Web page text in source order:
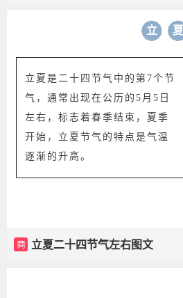
立 夏
立夏是二十四节气中的第7个节
气，通常出现在公历的5月5日
左右，标志着春季结束，夏季
开始，立夏节气的特点是气温
逐渐的升高。
商 立夏二十四节气左右图文